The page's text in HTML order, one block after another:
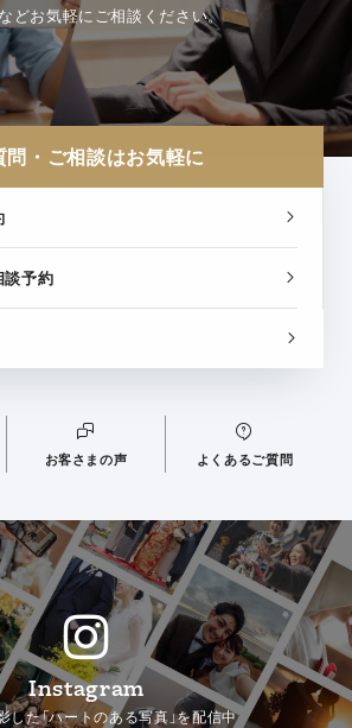
どお気軽にご相談ください。
問・ご相談はお気軽に
談予約
お客さまの声 よくあるご質問
Instagram
した「ハートのある写真」を配信中